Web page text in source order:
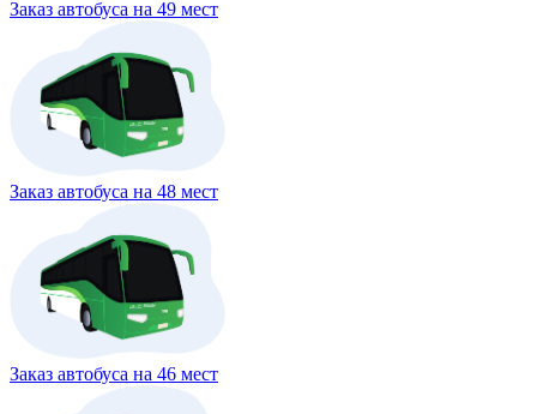
Заказ автобуса на 49 мест
Заказ автобуса на 48 мест
Заказ автобуса на 46 мест